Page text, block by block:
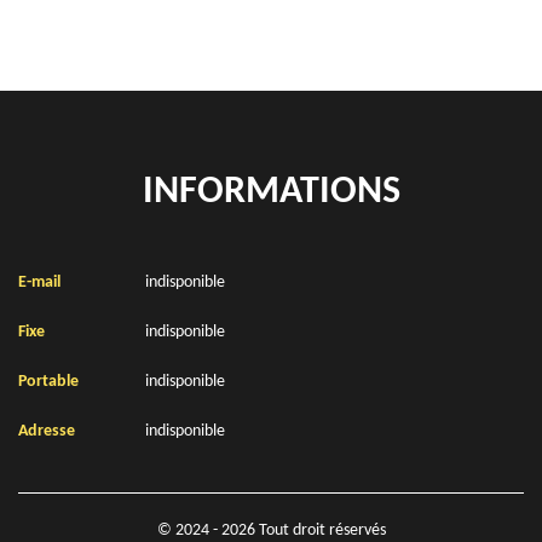
INFORMATIONS
E-mail indisponible
Fixe indisponible
Portable indisponible
Adresse indisponible
© 2024 - 2026 Tout droit réservés